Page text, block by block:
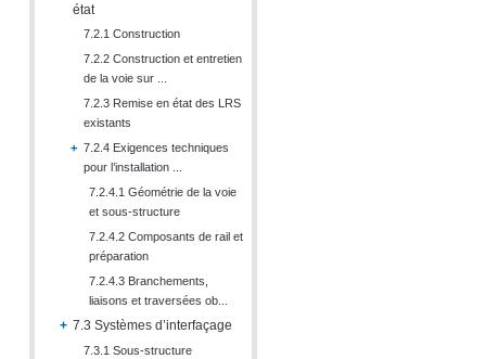
état
7.2.1 Construction
7.2.2 Construction et entretien
de la voie sur ...
7.2.3 Remise en état des LRS
existants
+ 7.2.4 Exigences techniques
pour l’installation ...
7.2.4.1 Géométrie de la voie
et sous-structure
7.2.4.2 Composants de rail et
préparation
7.2.4.3 Branchements,
liaisons et traversées ob...
+ 7.3 Systèmes d’interfaçage
7.3.1 Sous-structure